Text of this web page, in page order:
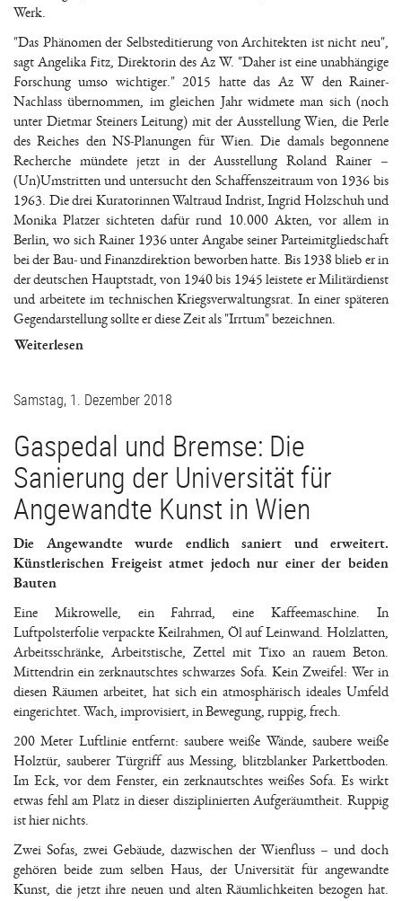
Werk.
"Das Phänomen der Selbsteditierung von Architekten ist nicht neu",
sagt Angelika Fitz, Direktorin des Az W. "Daher ist eine unabhängige
Forschung umso wichtiger." 2015 hatte das Az W den Rainer-
Nachlass übernommen, im gleichen Jahr widmete man sich (noch
unter Dietmar Steiners Leitung) mit der Ausstellung Wien, die Perle
des Reiches den NS-Planungen für Wien. Die damals begonnene
Recherche mündete jetzt in der Ausstellung Roland Rainer –
(Un)Umstritten und untersucht den Schaffenszeitraum von 1936 bis
1963. Die drei Kuratorinnen Waltraud Indrist, Ingrid Holzschuh und
Monika Platzer sichteten dafür rund 10.000 Akten, vor allem in
Berlin, wo sich Rainer 1936 unter Angabe seiner Parteimitgliedschaft
bei der Bau- und Finanzdirektion beworben hatte. Bis 1938 blieb er in
der deutschen Hauptstadt, von 1940 bis 1945 leistete er Militärdienst
und arbeitete im technischen Kriegsverwaltungsrat. In einer späteren
Gegendarstellung sollte er diese Zeit als "Irrtum" bezeichnen.
Weiterlesen
Samstag, 1. Dezember 2018
Gaspedal und Bremse: Die
Sanierung der Universität für
Angewandte Kunst in Wien
Die Angewandte wurde endlich saniert und erweitert.
Künstlerischen Freigeist atmet jedoch nur einer der beiden
Bauten
Eine Mikrowelle, ein Fahrrad, eine Kaffeemaschine. In
Luftpolsterfolie verpackte Keilrahmen, Öl auf Leinwand. Holzlatten,
Arbeitsschränke, Arbeitstische, Zettel mit Tixo an rauem Beton.
Mittendrin ein zerknautschtes schwarzes Sofa. Kein Zweifel: Wer in
diesen Räumen arbeitet, hat sich ein atmosphärisch ideales Umfeld
eingerichtet. Wach, improvisiert, in Bewegung, ruppig, frech.
200 Meter Luftlinie entfernt: saubere weiße Wände, saubere weiße
Holztür, sauberer Türgriff aus Messing, blitzblanker Parkettboden.
Im Eck, vor dem Fenster, ein zerknautschtes weißes Sofa. Es wirkt
etwas fehl am Platz in dieser disziplinierten Aufgeräumtheit. Ruppig
ist hier nichts.
Zwei Sofas, zwei Gebäude, dazwischen der Wienfluss – und doch
gehören beide zum selben Haus, der Universität für angewandte
Kunst, die jetzt ihre neuen und alten Räumlichkeiten bezogen hat.